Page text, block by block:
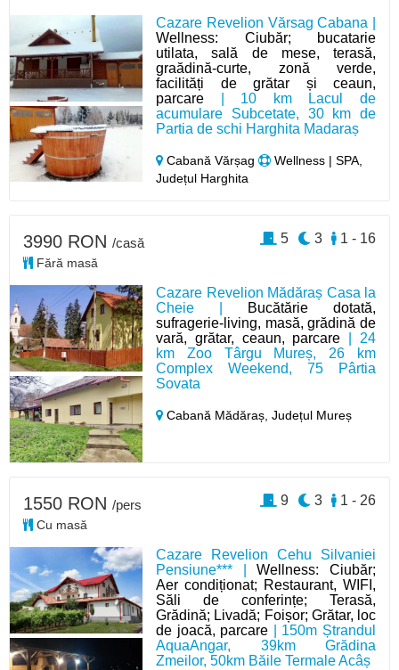
Cazare Revelion Vărsag Cabana |
Wellness: Ciubăr; bucatarie
utilata, sală de mese, terasă,
graădină-curte, zonă verde,
facilități de grătar și ceaun,
parcare | 10 km Lacul de
acumulare Subcetate, 30 km de
Partia de schi Harghita Madaraș
Cabană Vărșag
Wellness | SPA,
Județul Harghita
Cazare Revelion Mădăraș Casa la
Cheie |
Bucătărie dotată,
sufragerie-living, masă, grădină de
vară, grătar, ceaun, parcare | 24
km Zoo Târgu Mureș, 26 km
Complex Weekend, 75 Pârtia
Sovata
Cabană Mădăraș,Județul Mureș
3990 RON /casă
Fără masă
1 - 16
3
5
Cazare Revelion Cehu Silvaniei
Pensiune*** |Wellness: Ciubăr;
Aer condiționat; Restaurant, WIFI,
Săli de conferințe; Terasă,
Grădină; Livadă; Foișor; Grătar, loc
de joacă, parcare | 150m Ștrandul
AquaAngar, 39km Grădina
Zmeilor, 50km Băile Termale Acâș
1550 RON /pers
Cu masă
1 - 26
3
9